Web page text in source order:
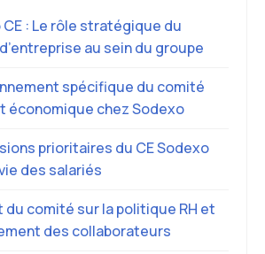
: Le rôle stratégique du
au sein du groupe
spécifique du comité
économique chez Sodexo
prioritaires du CE Sodexo
des salariés
du comité sur la politique RH et
des collaborateurs